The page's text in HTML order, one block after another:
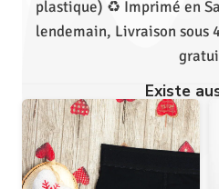
plastique) ♻ Imprimé en
lendemain, Livraison sous
Existe